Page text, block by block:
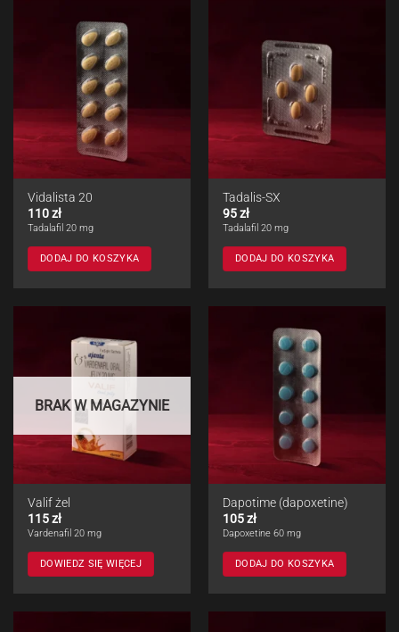
Vidalista 20
110zł
Tadalafil 20 mg
DODAJ DO KOSZYKA
Tadalis-SX
95zł
Tadalafil 20 mg
DODAJ DO KOSZYKA
BRAK W MAGAZYNIE
Valif żel
115zł
Vardenafil 20 mg
DOWIEDZ SIĘ WIĘCEJ
Dapotime (dapoxetine)
105zł
Dapoxetine 60 mg
DODAJ DO KOSZYKA